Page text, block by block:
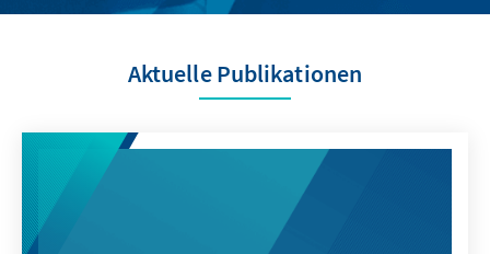
Aktuelle Publikationen